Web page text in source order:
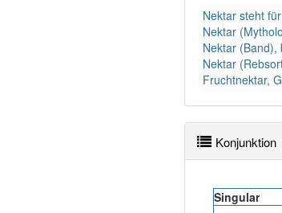
Nektar steht
Nektar
Nektar (Band),
Nektar
Fruchtnektar,
Konjunktion
Singular